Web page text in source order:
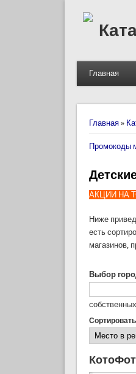
Главная
Вы здесь
Главная »
Промокоды
АКЦИИ НА
Ниже
есть
магазинов,
Выбор